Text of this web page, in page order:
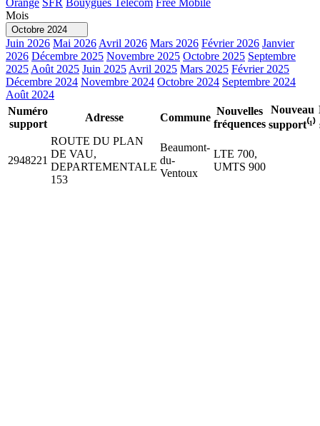
Mois
Octobre 2024
Juin 2026 Mai 2026 Avril 2026 Mars 2026 Février 2026 Janvier
2026 Décembre 2025 Novembre 2025 Octobre 2025 Septembre
2025 Août 2025 Juin 2025 Avril 2025 Mars 2025 Février 2025
Décembre 2024 Novembre 2024 Octobre 2024 Septembre 2024
Août 2024
Numéro
support
Adresse Commune
Nouvelles
fréquences
Nouveau
support⁽¹⁾
2948221
ROUTE DU PLAN
DE VAU,
DEPARTEMENTALE
153
Beaumont-
du-
Ventoux
LTE 700,
UMTS 900